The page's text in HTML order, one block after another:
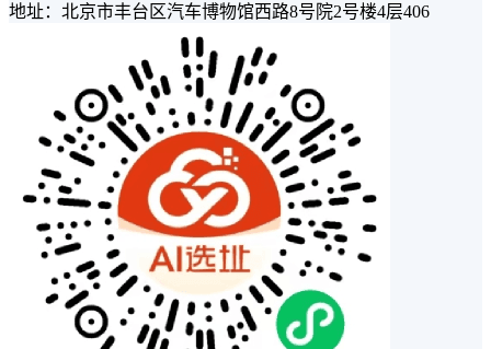
地址：北京市丰台区汽车博物馆西路8号院2号楼4层406